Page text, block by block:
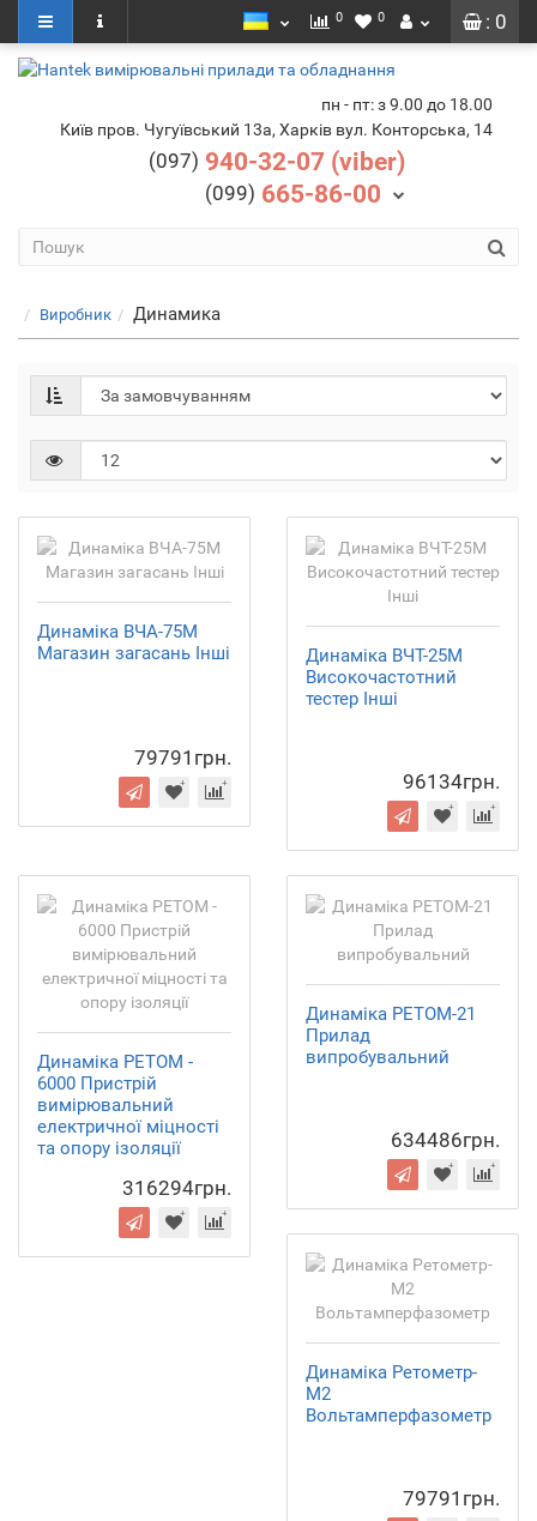
: 0
0 0
пн - пт: з 9.00 до 18.00
Київ пров. Чугуївський 13а, Харків вул. Конторська, 14
(097) 940-32-07 (viber)
(099) 665-86-00
Виробник Динамика
Динаміка ВЧА-75М
Магазин загасань Інші
79791грн.
Динаміка ВЧТ-25М
Високочастотний
тестер Інші
96134грн.
Динаміка РЕТОМ -
6000 Пристрій
вимірювальний
електричної міцності
та опору ізоляції
316294грн.
Динаміка РЕТОМ-21
Прилад
випробувальний
634486грн.
Динаміка Ретометр-
М2
Вольтамперфазометр
79791грн.